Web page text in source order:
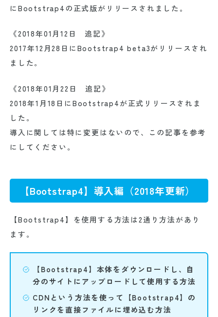
にBootstrap4の正式版がリリースされました。
《2018年01月12日 追記》
2017年12月28日にBootstrap4 beta3がリリースされ
ました。
《2018年01月22日 追記》
2018年1月18日にBootstrap4が正式リリースされま
した。
導入に関しては特に変更はないので、この記事を参考
にしてください。
【Bootstrap4】導入編（2018年更新）
【Bootstrap4】を使用する方法は2通り方法があり
ます。
【Bootstrap4】本体をダウンロードし、自
分のサイトにアップロードして使用する方法
CDNという方法を使って【Bootstrap4】の
リンクを直接ファイルに埋め込む方法